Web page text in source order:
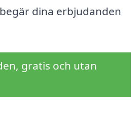
dina erbjudanden
gratis och utan